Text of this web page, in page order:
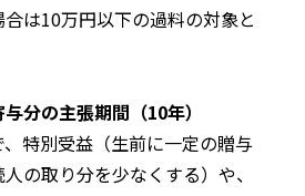
は10万円以下の過料の対象と
分の主張期間（10年）
特別受益（生前に一定の贈与
の取り分を少なくする）や、